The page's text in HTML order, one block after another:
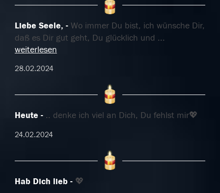
Liebe Seele,
Wo immer Du bist, ich wünsche Dir,
daß es Dir gut geht, Du glücklich und ...
weiterlesen
28.02.2024
Heute .. denke ich viel an Dich, Du fehlst mir💖
24.02.2024
Hab Dich lieb 💖